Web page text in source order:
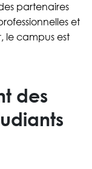
partenaires
et
le campus est
des